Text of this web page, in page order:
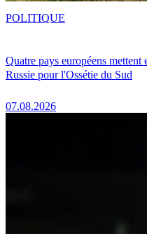
Quatre pays européens mettent
Russie pour l'Ossétie du Sud
07.08.2026
POLITIQUE